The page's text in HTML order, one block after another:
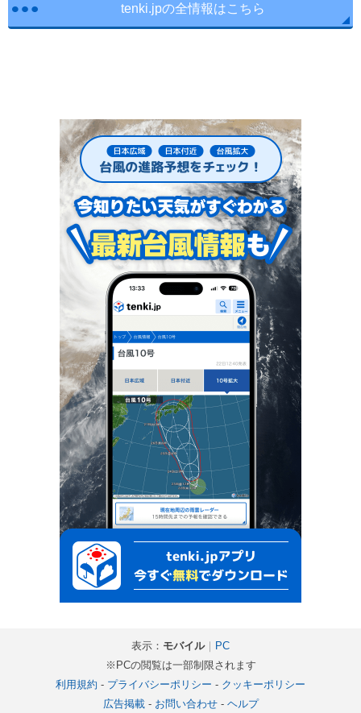
tenki.jpの全情報はこちら
表示： モバイル｜ PC
※PCの閲覧は一部制限されます
利用規約 - プライバシーポリシー - クッキーポリシー
広告掲載- お問い合わせ- ヘルプ